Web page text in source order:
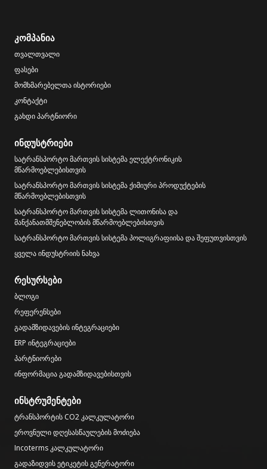
კომპანია
თვალთვალი
ფასები
მომხმარებელთა ისტორიები
კონტაქტი
გახდი პარტნიორი
ინდუსტრიები
სატრანსპორტო მართვის სისტემა ელექტრონიკის
მწარმოებლებისთვის
სატრანსპორტო მართვის სისტემა ქიმიური პროდუქტების
მწარმოებლებისთვის
სატრანსპორტო მართვის სისტემა ლითონისა და
მანქანათმშენებლობის მწარმოებლებისთვის
სატრანსპორტო მართვის სისტემა პოლიგრაფიისა და შეფუთვისთვის
ყველა ინდუსტრიის ნახვა
რესურსები
ბლოგი
რეფერენსები
გადამზიდავების ინტეგრაციები
ERP ინტეგრაციები
პარტნიორები
ინფორმაცია გადამზიდავებისთვის
ინსტრუმენტები
ტრანსპორტის CO2 კალკულატორი
ეროვნული დღესასწაულების მოძიება
Incoterms კალკულატორი
გადაზიდვის ეტიკეტის გენერატორი